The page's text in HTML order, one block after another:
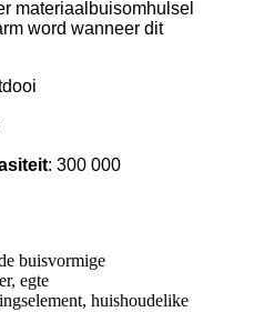
materiaalbuisomhulsel
word wanneer dit
: 300 000